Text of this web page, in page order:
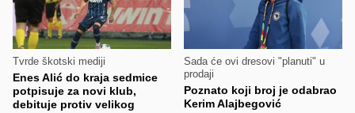
Tvrde škotski mediji
Enes Alić do kraja sedmice
potpisuje za novi klub,
debituje protiv velikog
Sada će ovi dresovi "planuti" u
prodaji
Poznato koji broj je odabrao
Kerim Alajbegović